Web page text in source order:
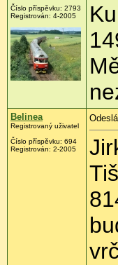
Číslo příspěvku: 2793
Registrován: 4-2005
Belinea
Registrovaný uživatel
Číslo příspěvku: 694
Registrován: 2-2005